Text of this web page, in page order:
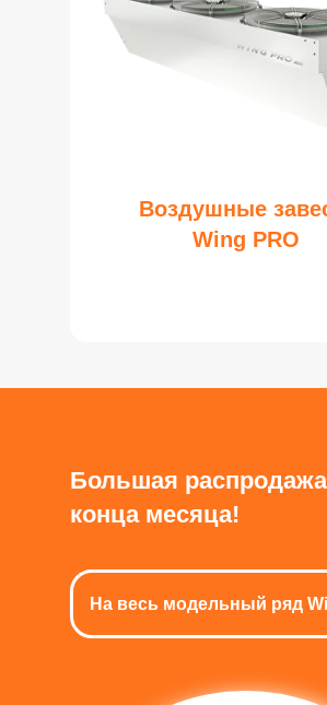
Воздушные
Wing PRO
Большая
конца месяца!
На весь модельный ряд